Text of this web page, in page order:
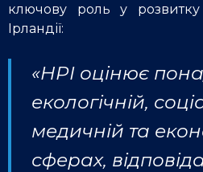
ключову роль у
Ірландії:
«HPI оцінює
екологічній,
медичній та
сферах,